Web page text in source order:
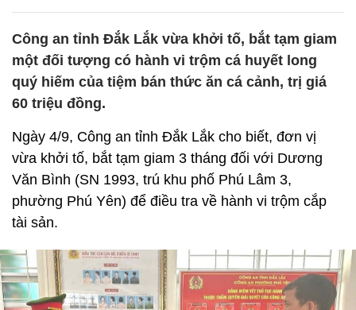
Công an tỉnh Đắk Lắk vừa khởi tố, bắt tạm giam
một đối tượng có hành vi trộm cá huyết long
quý hiếm của tiệm bán thức ăn cá cảnh, trị giá
60 triệu đồng.
Ngày 4/9, Công an tỉnh Đắk Lắk cho biết, đơn vị
vừa khởi tố, bắt tạm giam 3 tháng đối với Dương
Văn Bình (SN 1993, trú khu phố Phú Lâm 3,
phường Phú Yên) để điều tra về hành vi trộm cắp
tài sản.